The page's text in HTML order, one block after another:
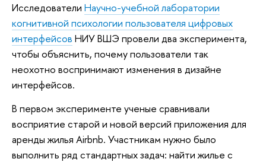
Исследователи Научно-учебной лаборатории
когнитивной психологии пользователя цифровых
интерфейсов НИУ ВШЭ провели два эксперимента,
чтобы объяснить, почему пользователи так
неохотно воспринимают изменения в дизайне
интерфейсов.
В первом эксперименте ученые сравнивали
восприятие старой и новой версий приложения для
аренды жилья Airbnb. Участникам нужно было
выполнить ряд стандартных задач: найти жилье с